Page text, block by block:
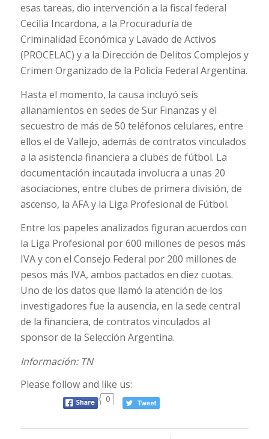
esas tareas, dio intervención a la fiscal federal
Cecilia Incardona, a la Procuraduría de
Criminalidad Económica y Lavado de Activos
(PROCELAC) y a la Dirección de Delitos Complejos y
Crimen Organizado de la Policía Federal Argentina.
Hasta el momento, la causa incluyó seis
allanamientos en sedes de Sur Finanzas y el
secuestro de más de 50 teléfonos celulares, entre
ellos el de Vallejo, además de contratos vinculados
a la asistencia financiera a clubes de fútbol. La
documentación incautada involucra a unas 20
asociaciones, entre clubes de primera división, de
ascenso, la AFA y la Liga Profesional de Fútbol.
Entre los papeles analizados figuran acuerdos con
la Liga Profesional por 600 millones de pesos más
IVA y con el Consejo Federal por 200 millones de
pesos más IVA, ambos pactados en diez cuotas.
Uno de los datos que llamó la atención de los
investigadores fue la ausencia, en la sede central
de la financiera, de contratos vinculados al
sponsor de la Selección Argentina.
Información: TN
Please follow and like us:
0